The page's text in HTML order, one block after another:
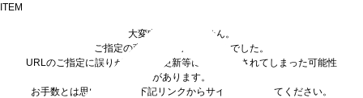
ITEM
大変申し訳ありません。
ご指定の商品が見つかりませんでした。
URLのご指定に誤りがあるか、更新等に伴い削除されてしまった可能性
があります。
お手数とは思いますが、下記リンクからサイトへ移動してください。